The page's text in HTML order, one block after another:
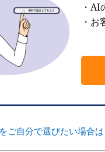
・
・
ご自分で選びたい場合